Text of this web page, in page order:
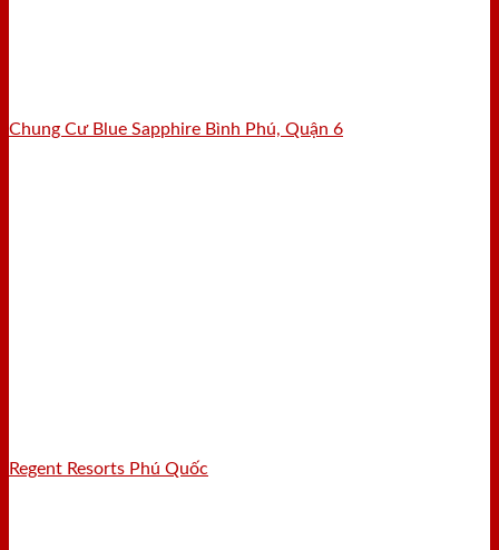
Chung Cư Blue Sapphire Bình Phú, Quận 6
Regent Resorts Phú Quốc